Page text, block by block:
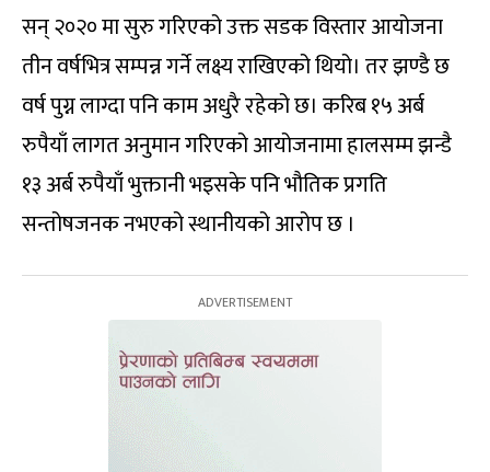
सन् २०२० मा सुरु गरिएको उक्त सडक विस्तार आयोजना
तीन वर्षभित्र सम्पन्न गर्ने लक्ष्य राखिएको थियो। तर झण्डै छ
वर्ष पुग्न लाग्दा पनि काम अधुरै रहेको छ। करिब १५ अर्ब
रुपैयाँ लागत अनुमान गरिएको आयोजनामा हालसम्म झन्डै
१३ अर्ब रुपैयाँ भुक्तानी भइसके पनि भौतिक प्रगति
सन्तोषजनक नभएको स्थानीयको आरोप छ ।